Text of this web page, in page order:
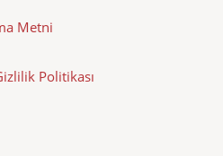
Metni
Politikası